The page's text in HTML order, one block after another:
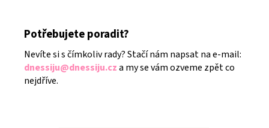
Potřebujete poradit?
Nevíte si s čímkoliv rady? Stačí nám napsat na e-mail:
dnessiju@dnessiju.cza my se vám ozveme zpět co
nejdříve.